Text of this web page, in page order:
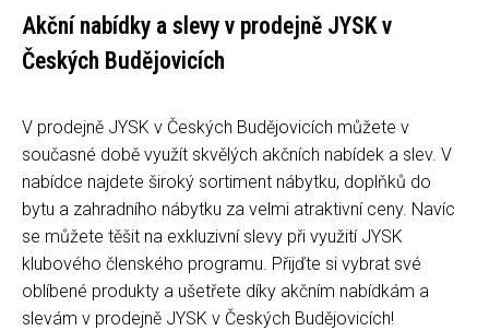
Akční nabídky a slevy v prodejně JYSK v
Českých Budějovicích
V prodejně JYSK v Českých Budějovicích můžete v
současné době využít skvělých akčních nabídek a slev. V
nabídce najdete široký sortiment nábytku, doplňků do
bytu a zahradního nábytku za velmi atraktivní ceny. Navíc
se můžete těšit na exkluzivní slevy při využití JYSK
klubového členského programu. Přijďte si vybrat své
oblíbené produkty a ušetřete díky akčním nabídkám a
slevám v prodejně JYSK v Českých Budějovicích!